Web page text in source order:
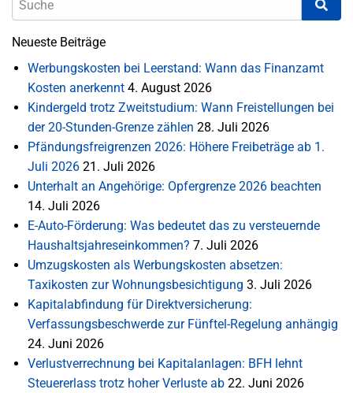
Neueste Beiträge
Werbungskosten bei Leerstand: Wann das Finanzamt
Kosten anerkennt 4. August 2026
Kindergeld trotz Zweitstudium: Wann Freistellungen bei
der 20-Stunden-Grenze zählen 28. Juli 2026
Pfändungsfreigrenzen 2026: Höhere Freibeträge ab 1.
Juli 2026 21. Juli 2026
Unterhalt an Angehörige: Opfergrenze 2026 beachten
14. Juli 2026
E-Auto-Förderung: Was bedeutet das zu versteuernde
Haushaltsjahreseinkommen? 7. Juli 2026
Umzugskosten als Werbungskosten absetzen:
Taxikosten zur Wohnungsbesichtigung 3. Juli 2026
Kapitalabfindung für Direktversicherung:
Verfassungsbeschwerde zur Fünftel-Regelung anhängig
24. Juni 2026
Verlustverrechnung bei Kapitalanlagen: BFH lehnt
Steuererlass trotz hoher Verluste ab 22. Juni 2026